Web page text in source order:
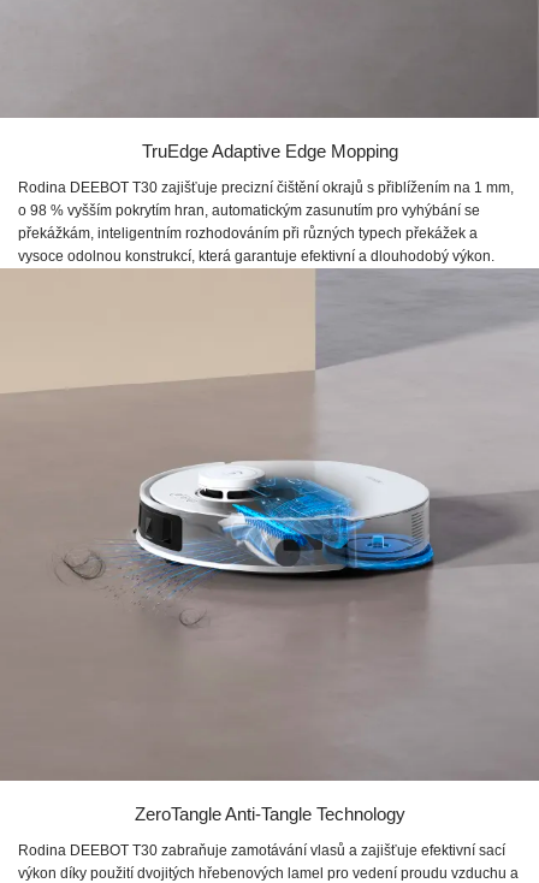
TruEdge Adaptive Edge Mopping
Rodina DEEBOT T30 zajišťuje precizní čištění okrajů s přiblížením na 1 mm,
o 98 % vyšším pokrytím hran, automatickým zasunutím pro vyhýbání se
překážkám, inteligentním rozhodováním při různých typech překážek a
vysoce odolnou konstrukcí, která garantuje efektivní a dlouhodobý výkon.
ZeroTangle Anti-Tangle Technology
Rodina DEEBOT T30 zabraňuje zamotávání vlasů a zajišťuje efektivní sací
výkon díky použití dvojitých hřebenových lamel pro vedení proudu vzduchu a